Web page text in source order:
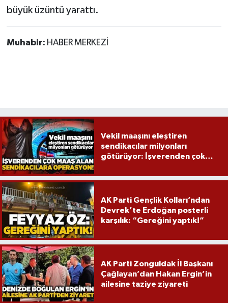
büyük üzüntü yarattı.
Muhabir: HABER MERKEZİ
Vekil maaşını eleştiren
sendikacılar milyonları
götürüyor: İşverenden çok
operasyon!
AK Parti Gençlik Kolları’ndan
Devrek’te Erdoğan posterli
karşılık: “Gereğini yaptık!”
AK Parti Zonguldak İl Başkanı
Çağlayan’dan Hakan Ergin’in
ailesine taziye ziyareti